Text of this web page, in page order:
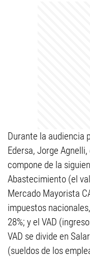
Durante la audiencia
Edersa, Jorge
compone de la
Abastecimiento (el
Mercado Mayorista
impuestos
28%; y el VAD
VAD se divide en
(sueldos de los